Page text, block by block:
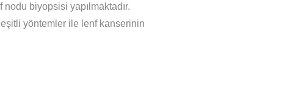
biyopsisi yapılmaktadır.
yöntemler ile lenf kanserinin